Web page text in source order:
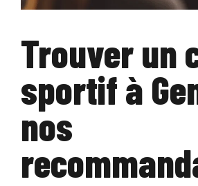
Trouver un
sportif à
nos